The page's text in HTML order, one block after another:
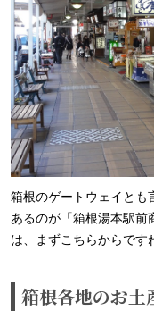
箱根のゲートウェイとも
あるのが「箱根湯本駅前
は、まずこちらからです
箱根各地のお土